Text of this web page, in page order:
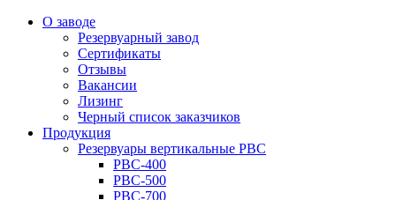
О заводе
Резервуарный завод
Сертификаты
Отзывы
Вакансии
Лизинг
Черный список заказчиков
Продукция
Резервуары вертикальные РВС
РВС-400
РВС-500
РВС-700